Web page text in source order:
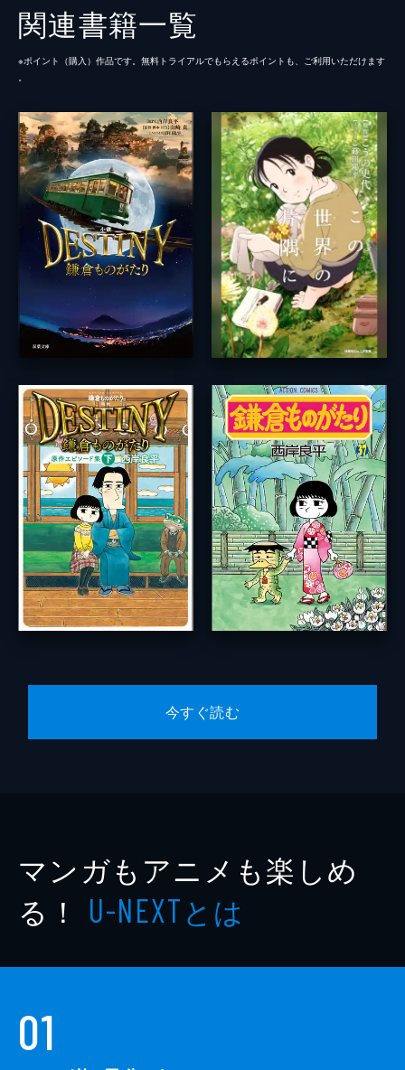
関連書籍一覧
※ポイント（購⼊）作品です。無料トライアルでもらえるポイントも、ご利⽤いただけます
今すぐ読む
マンガもアニメも楽しめ
る！ U-NEXTとは
01